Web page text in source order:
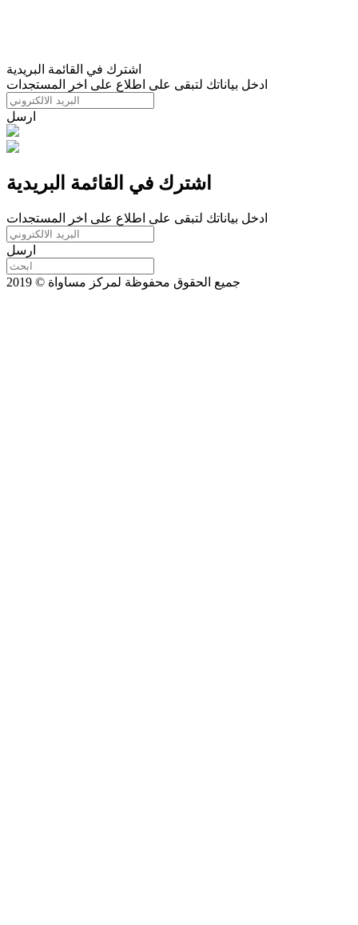
اشترك في القائمة البريدية
ادخل بياناتك لتبقى على اطلاع على اخر المستجدات
ارسل
اشترك في القائمة البريدية
ادخل بياناتك لتبقى على اطلاع على اخر المستجدات
ارسل
جميع الحقوق محفوظة لمركز مساواة © 2019